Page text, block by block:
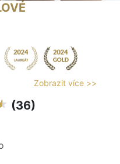
Zobrazit více >>
(36)